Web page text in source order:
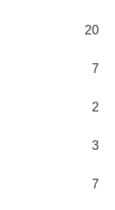
20
7
2
3
7